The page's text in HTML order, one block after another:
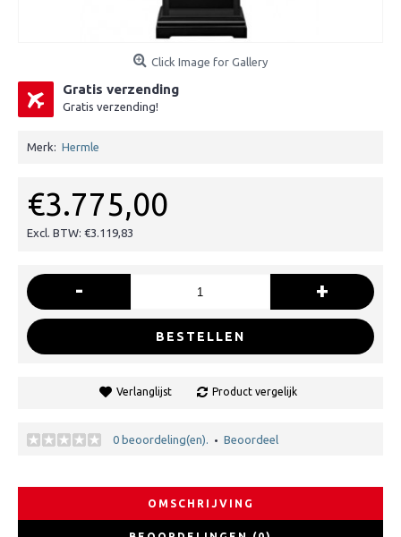
Click Image for Gallery
Gratis verzending
Gratis verzending!
Merk: Hermle
€3.775,00
Excl. BTW: €3.119,83
- +
BESTELLEN
Verlanglijst Product vergelijk
0 beoordeling(en). • Beoordeel
OMSCHRIJVING